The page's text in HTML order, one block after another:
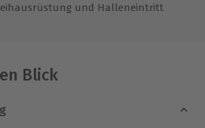
und Halleneintritt
Blick